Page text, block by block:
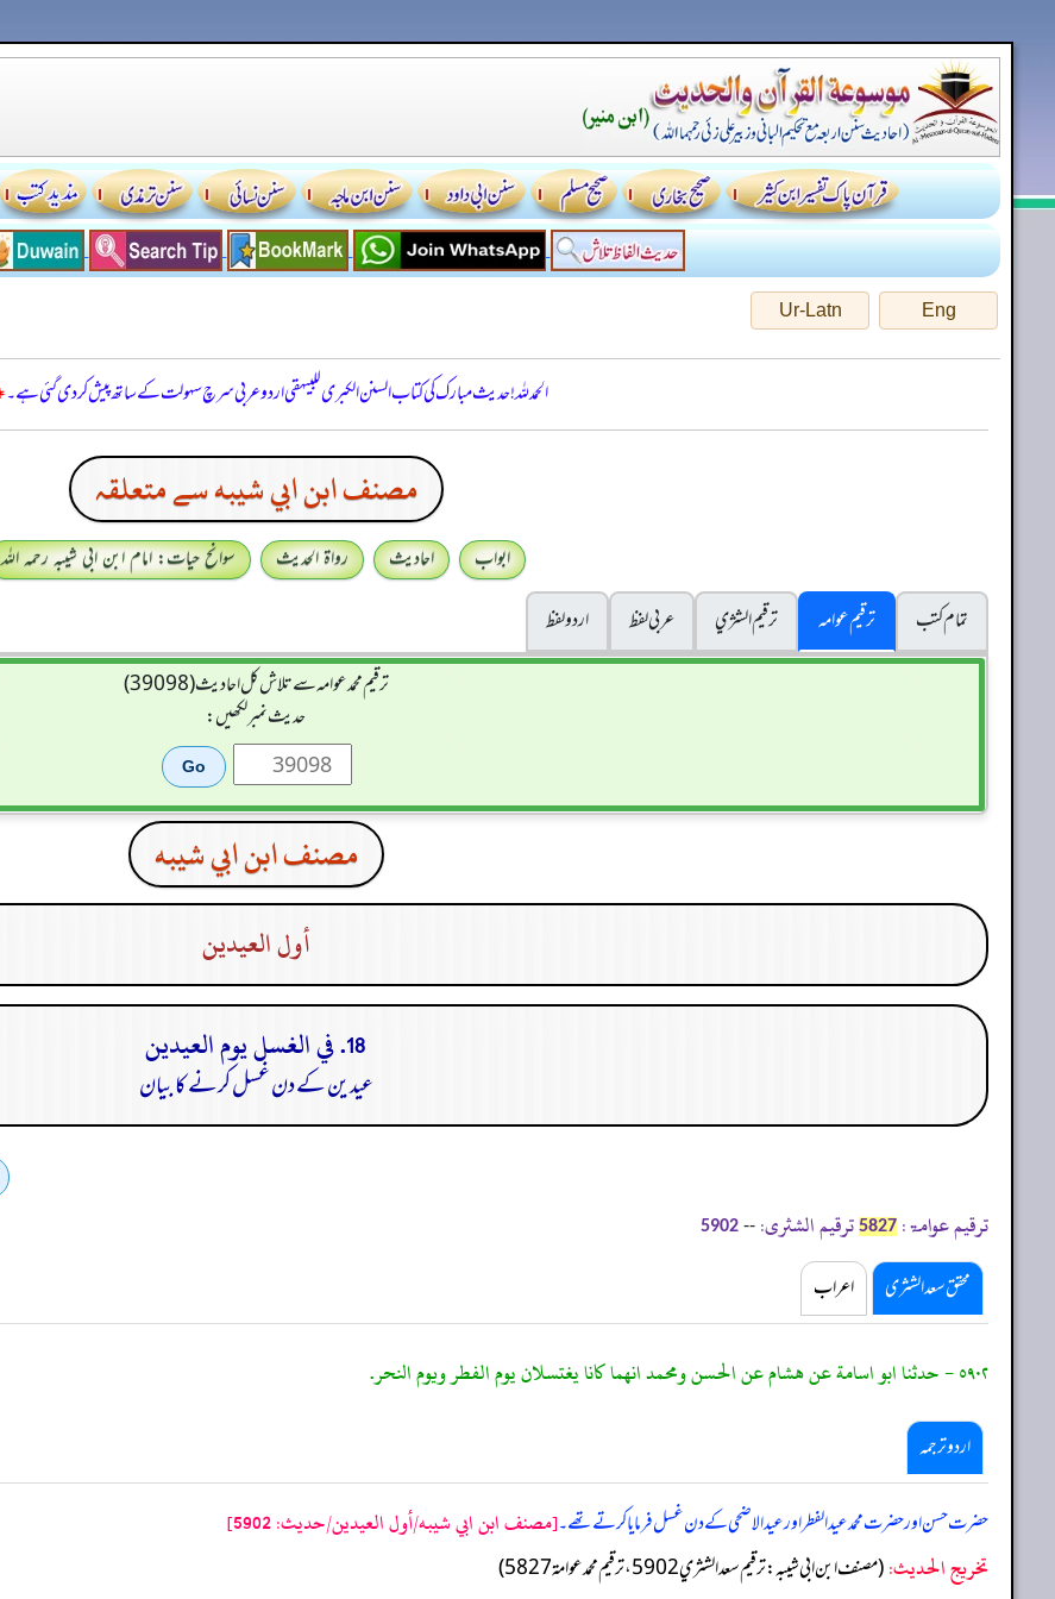
Eng
Ur-Latn
الحمدللہ! حدیث مبارک کی کتاب السنن الكبرى للبيهقي اردو عربی سرچ سہولت کے ساتھ پیش کر دی گئی ہے۔
مصنف ابن ابي شيبه سے متعلقہ
ابواب احادیث رواۃ الحدیث
سوانح حیات: امام ابن ابی شیبہ رحمہ اللہ
تمام کتب
ترقیم عوامہ ترقيم الشژي عربی لفظ
اردو لفظ
ترقیم محمدعوامہ سے تلاش کل احادیث (39098)
حدیث نمبر لکھیں:
مصنف ابن ابي شيبه
أول العيدين
18. في الغسل يوم العيدين
عیدین کے دن غسل کرنے کا بیان
ترقیم عوامۃ: 5827 ترقیم الشثری: --
5902
محقق سعد الشثری اعراب
٥٩٠٢ - حدثنا ابو اسامة عن هشام عن الحسن ومحمد انهما كانا يغتسلان يوم الفطر ويوم النحر.
اردو ترجمہ
حضرت حسن اور حضرت محمد عید الفطر اور عید الاضحی کے دن غسل فرمایا کرتے تھے۔[مصنف ابن ابي شيبه/أول العيدين/حدیث: 5902]
تخریج الحدیث:(مصنف ابن ابي شيبه: ترقيم سعد الشثري 5902، ترقيم محمد عوامة 5827)